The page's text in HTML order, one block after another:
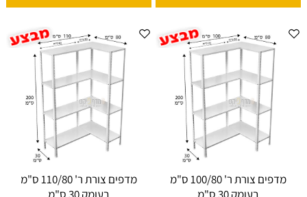
מדפים צורת ר' 100/80 ס"מ
מדפים צורת ר' 110/80 ס"מ